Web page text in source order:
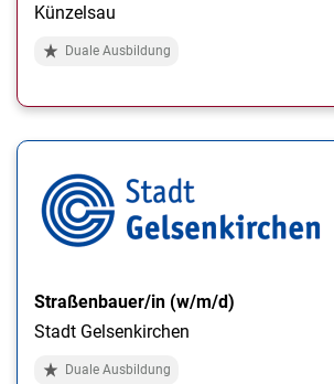
Künzelsau
Duale Ausbildung
Straßenbauer/in (w/m/d)
Stadt Gelsenkirchen
Duale Ausbildung